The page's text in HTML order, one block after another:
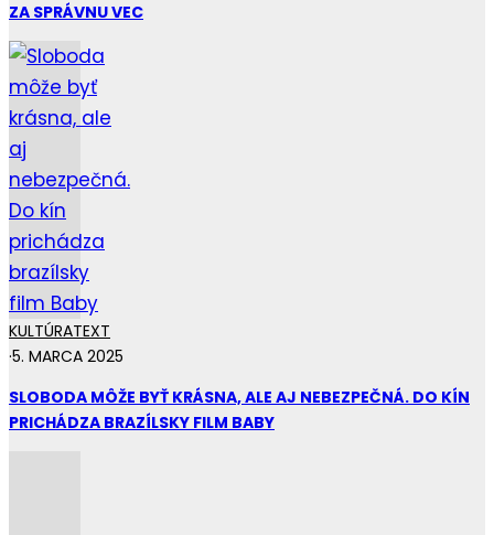
ZA SPRÁVNU VEC
KULTÚRATEXT
·5. MARCA 2025
SLOBODA MÔŽE BYŤ KRÁSNA, ALE AJ NEBEZPEČNÁ. DO KÍN
PRICHÁDZA BRAZÍLSKY FILM BABY